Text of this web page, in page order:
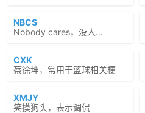
NBCS
Nobody cares，没人...
CXK
蔡徐坤，常用于篮球相关梗
XMJY
笑摸狗头，表示调侃